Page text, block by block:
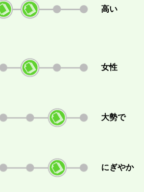
高い
女性
大勢で
にぎやか